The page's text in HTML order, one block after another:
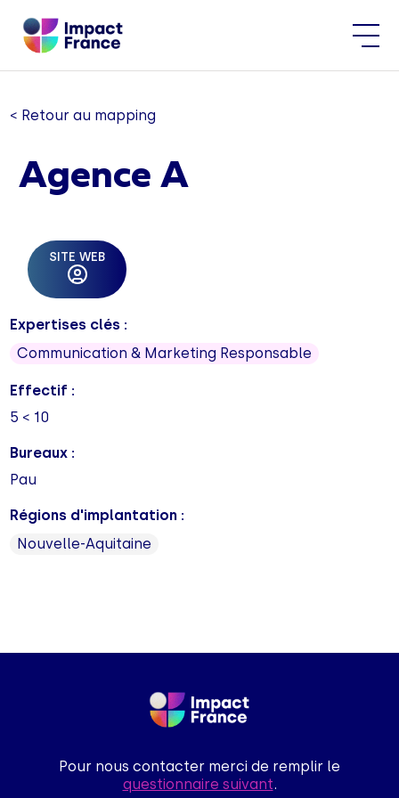
< Retour au mapping
Agence A
SITE WEB
Expertises clés :
Communication & Marketing Responsable
Effectif :
5 < 10
Bureaux :
Pau
Régions d'implantation :
Nouvelle-Aquitaine
Pour nous contacter merci de remplir le
questionnaire suivant.